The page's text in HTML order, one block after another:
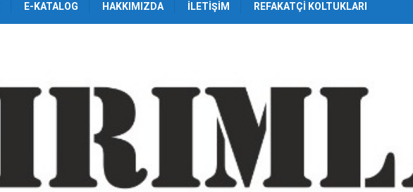
E-KATALOG HAKKIMIZDA İLETIŞIM REFAKATÇI KOLTUKLARI